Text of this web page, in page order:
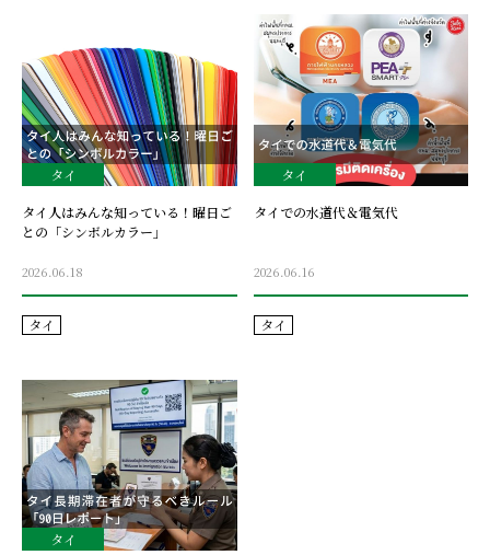
タイ
タイ人はみんな知っている！曜日ご
との「シンボルカラー」
2026.06.18
タイ
タイ
タイでの水道代＆電気代
2026.06.16
タイ
タイ